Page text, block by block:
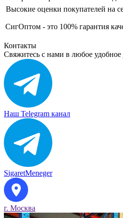
Высокие оценки покупателей на
СигОптом - это 100% гарантия
Контакты
Свяжитесь с нами в любое удобное
Наш Telegram канал
SigaretMeneger
г. Москва